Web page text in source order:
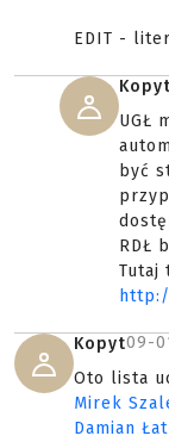
EDIT -
Kopyt
UGŁ
być
RDŁ
Tutaj
Kopyt09-
Oto lista
Mirek
Damian